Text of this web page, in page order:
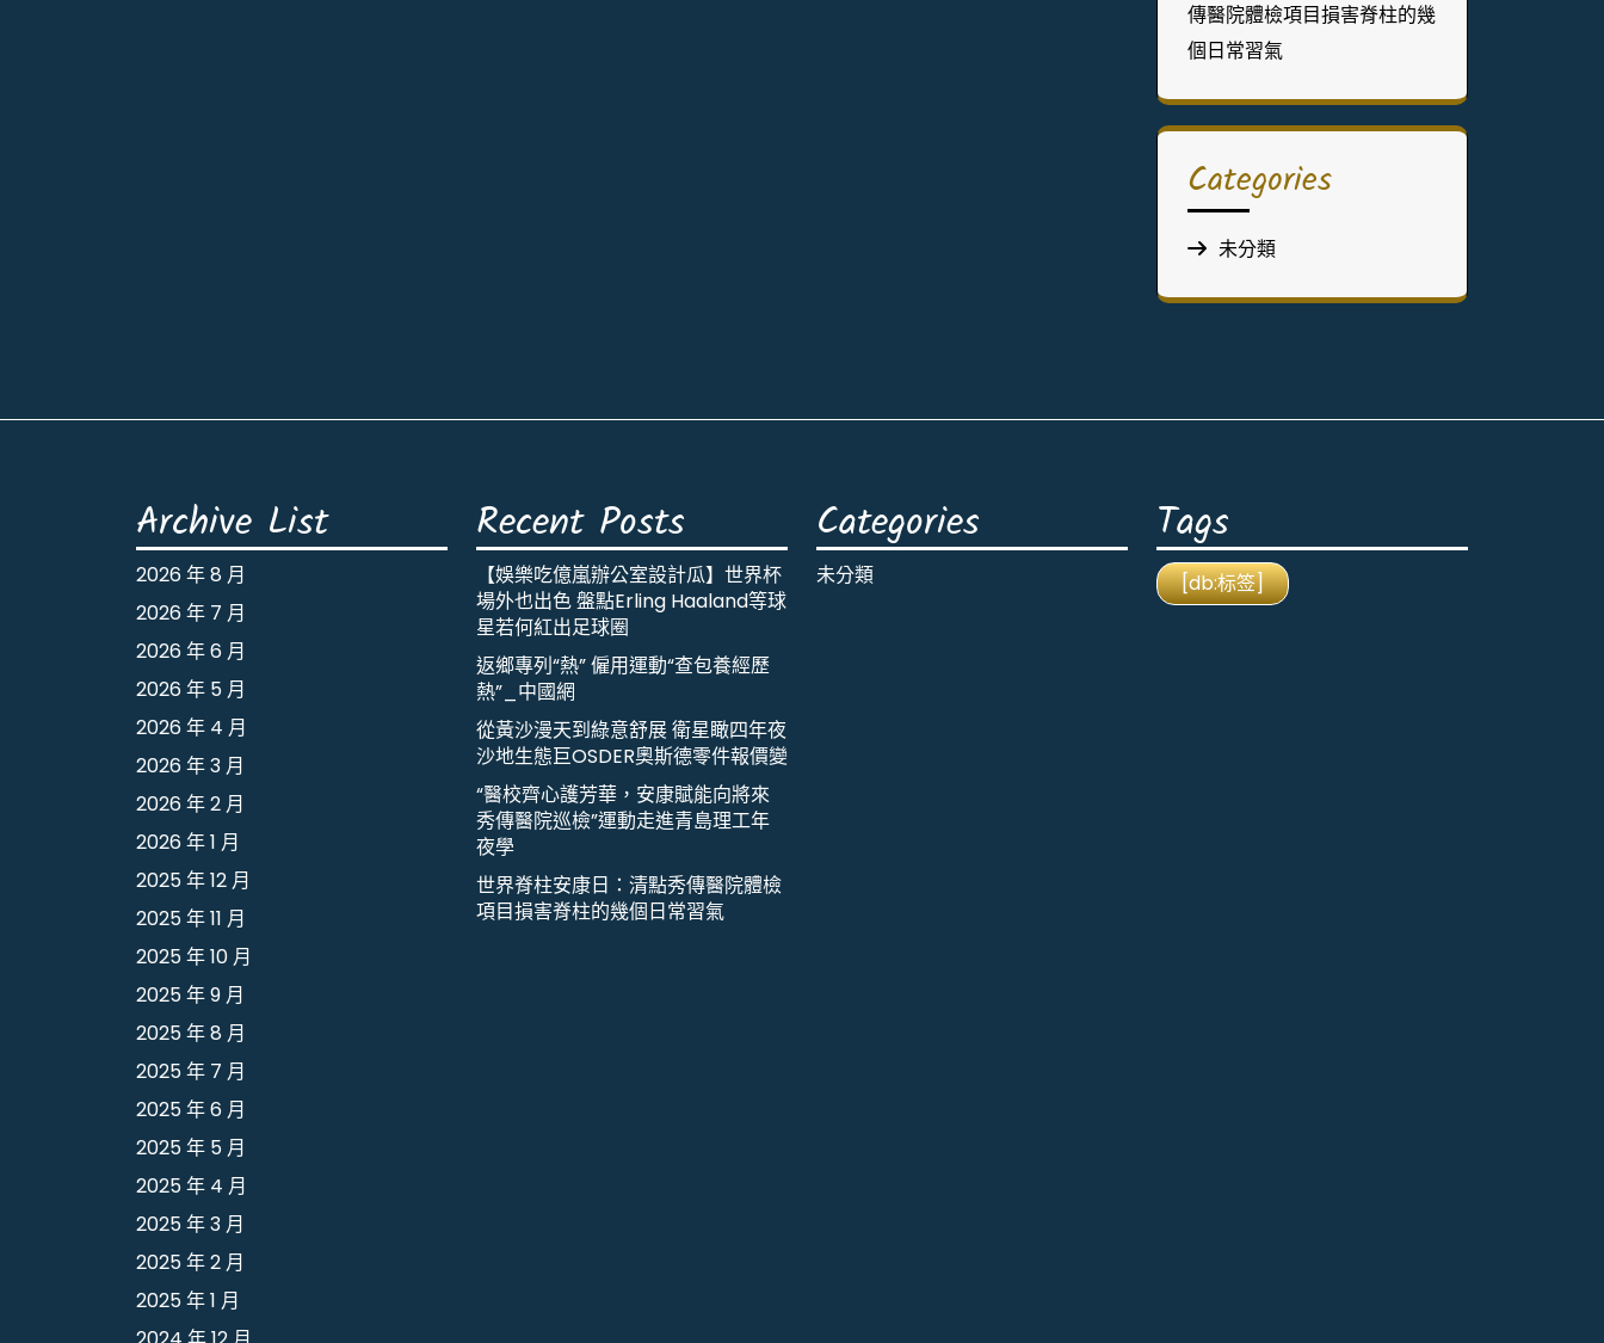
傳醫院體檢項目損害脊柱的幾
個日常習氣
Categories
未分類
Archive List
2026 年 8 月
2026 年 7 月
2026 年 6 月
2026 年 5 月
2026 年 4 月
2026 年 3 月
2026 年 2 月
2026 年 1 月
2025 年 12 月
2025 年 11 月
2025 年 10 月
2025 年 9 月
2025 年 8 月
2025 年 7 月
2025 年 6 月
2025 年 5 月
2025 年 4 月
2025 年 3 月
2025 年 2 月
2025 年 1 月
Recent Posts
【娛樂吃億嵐辦公室設計瓜】世界杯
場外也出色 盤點Erling Haaland等球
星若何紅出足球圈
返鄉專列“熱” 僱用運動“查包養經歷
熱”_中國網
從黃沙漫天到綠意舒展 衛星瞰四年夜
沙地生態巨OSDER奧斯德零件報價變
“醫校齊心護芳華，安康賦能向將來
秀傳醫院巡檢”運動走進青島理工年
夜學
世界脊柱安康日：清點秀傳醫院體檢
項目損害脊柱的幾個日常習氣
Categories
未分類
Tags
[db:标签]